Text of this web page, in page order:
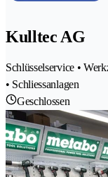
Kulltec AG
Schlüsselservice •
• Schliessanlagen
Geschlossen